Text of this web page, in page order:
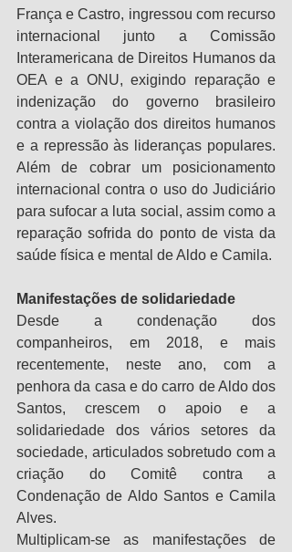
França e Castro, ingressou com recurso
internacional junto a Comissão
Interamericana de Direitos Humanos da
OEA e a ONU, exigindo reparação e
indenização do governo brasileiro
contra a violação dos direitos humanos
e a repressão às lideranças populares.
Além de cobrar um posicionamento
internacional contra o uso do Judiciário
para sufocar a luta social, assim como a
reparação sofrida do ponto de vista da
saúde física e mental de Aldo e Camila.
Manifestações de solidariedade
Desde a condenação dos
companheiros, em 2018, e mais
recentemente, neste ano, com a
penhora da casa e do carro de Aldo dos
Santos, crescem o apoio e a
solidariedade dos vários setores da
sociedade, articulados sobretudo com a
criação do Comitê contra a
Condenação de Aldo Santos e Camila
Alves.
Multiplicam-se as manifestações de